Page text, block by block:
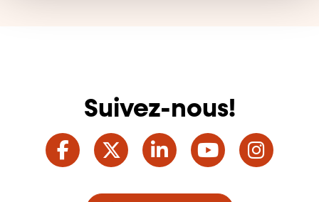
Suivez-nous!
Facebook
TwitterLinkedInYouTube